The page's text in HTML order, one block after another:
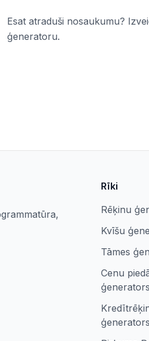
Esat atraduši nosaukumu?
ģeneratoru.
Rīki
Rēķinu
Kvīšu
Tāmes
Cenu
ģenerators
ģenerators